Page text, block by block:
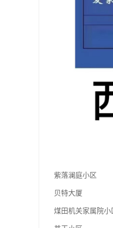
紫落澜庭小区
贝特大厦
煤田机关家属院小